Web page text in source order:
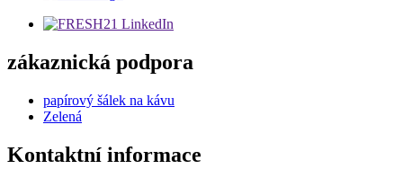
zákaznická podpora
papírový šálek na kávu
Zelená
Kontaktní informace